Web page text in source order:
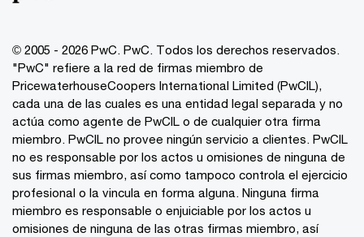
© 2005 - 2026 PwC. PwC. Todos los derechos reservados.
"PwC" refiere a la red de firmas miembro de
PricewaterhouseCoopers International Limited (PwCIL),
cada una de las cuales es una entidad legal separada y no
actúa como agente de PwCIL o de cualquier otra firma
miembro. PwCIL no provee ningún servicio a clientes. PwCIL
no es responsable por los actos u omisiones de ninguna de
sus firmas miembro, así como tampoco controla el ejercicio
profesional o la vincula en forma alguna. Ninguna firma
miembro es responsable o enjuiciable por los actos u
omisiones de ninguna de las otras firmas miembro, así